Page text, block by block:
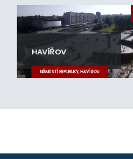
HAVÍŘOV
NÁMĚSTÍ REPUBLIKY, HAVÍŘOV